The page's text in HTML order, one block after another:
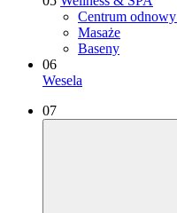
Centrum
Masaże
Baseny
06
Wesela
07